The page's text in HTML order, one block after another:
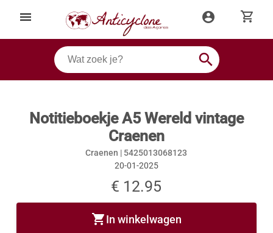
menu account_circle shopping_cart
search
Notitieboekje A5 Wereld vintage
Craenen
Craenen | 5425013068123
20-01-2025
€ 12.95
shopping_cartIn winkelwagen